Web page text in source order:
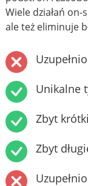
Wiele działań
ale też eliminuje
Unikalne
Zbyt
Zbyt